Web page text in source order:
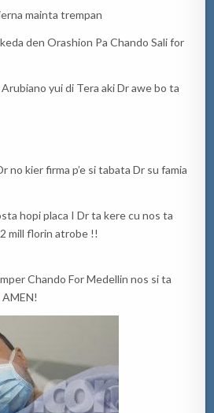
mainta trempan
den Orashion Pa Chando Sali for
yui di Tera aki Dr awe bo ta
no kier firma p’e si tabata Dr su famia
hopi placa I Dr ta kere cu nos ta
mill florin atrobe !!
Chando For Medellin nos si ta
AMEN!